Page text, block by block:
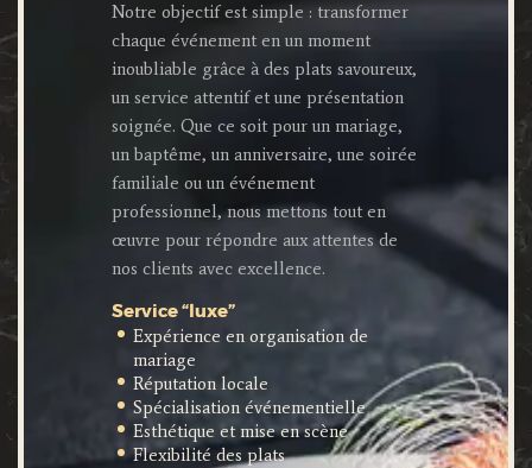
Notre objectif est simple : transformer
chaque événement en un moment
inoubliable grâce à des plats savoureux,
un service attentif et une présentation
soignée. Que ce soit pour un mariage,
un baptême, un anniversaire, une soirée
familiale ou un événement
professionnel, nous mettons tout en
œuvre pour répondre aux attentes de
nos clients avec excellence.
Service “luxe”
Expérience en organisation de
mariage
Réputation locale
Spécialisation événementielle
Esthétique et mise en scène
Flexibilité des plats